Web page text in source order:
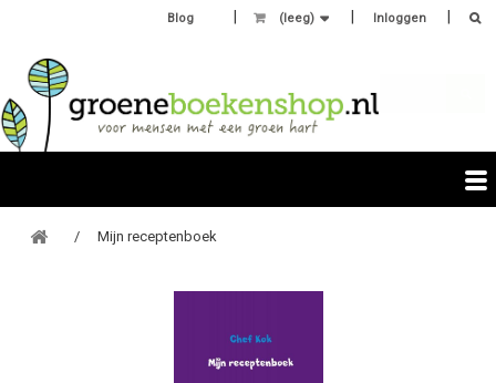
Inloggen
(leeg)
Blog
Mijn receptenboek